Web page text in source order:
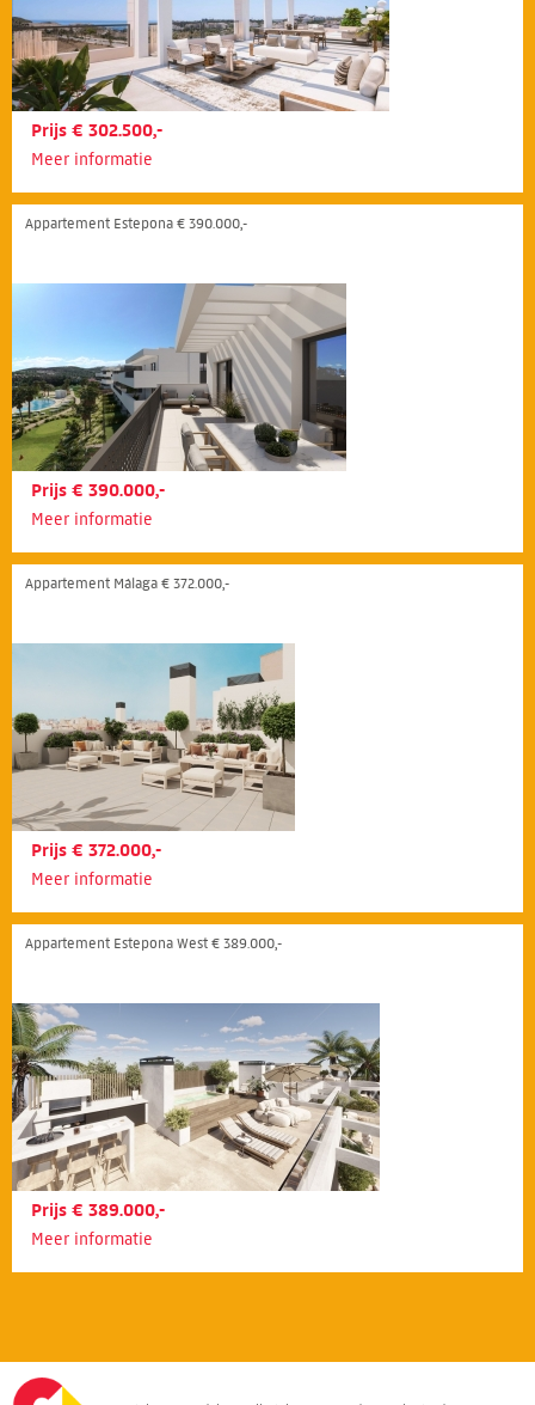
Prijs € 302.500,-
Meer informatie
Appartement Estepona € 390.000,-
Prijs € 390.000,-
Meer informatie
Appartement Málaga € 372.000,-
Prijs € 372.000,-
Meer informatie
Appartement Estepona West € 389.000,-
Prijs € 389.000,-
Meer informatie